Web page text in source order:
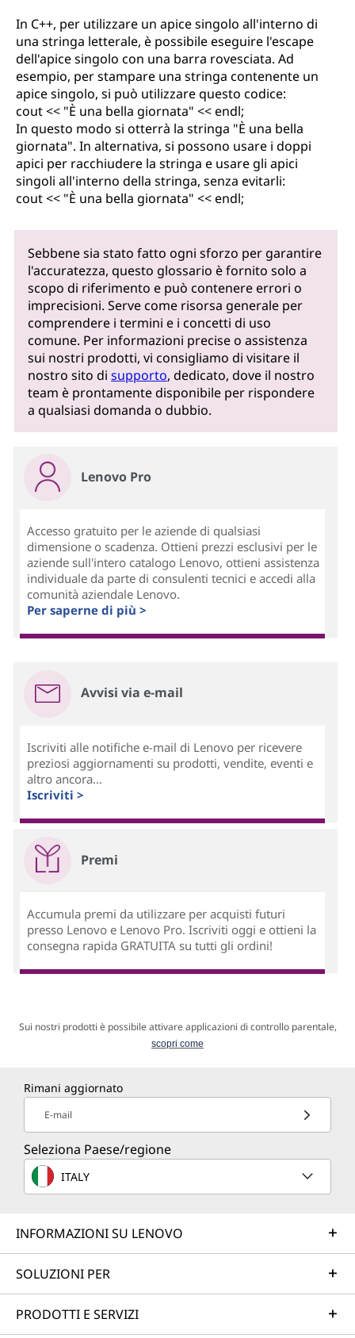
In C++, per utilizzare un apice singolo all'interno di
una stringa letterale, è possibile eseguire l'escape
dell'apice singolo con una barra rovesciata. Ad
esempio, per stampare una stringa contenente un
apice singolo, si può utilizzare questo codice:
cout << "È una bella giornata" << endl;
In questo modo si otterrà la stringa "È una bella
giornata". In alternativa, si possono usare i doppi
apici per racchiudere la stringa e usare gli apici
singoli all'interno della stringa, senza evitarli:
cout << "È una bella giornata" << endl;
Sebbene sia stato fatto ogni sforzo per garantire
l'accuratezza, questo glossario è fornito solo a
scopo di riferimento e può contenere errori o
imprecisioni. Serve come risorsa generale per
comprendere i termini e i concetti di uso
comune. Per informazioni precise o assistenza
sui nostri prodotti, vi consigliamo di visitare il
nostro sito disupporto, dedicato, dove il nostro
team è prontamente disponibile per rispondere
a qualsiasi domanda o dubbio.
Lenovo Pro
Accesso gratuito per le aziende di qualsiasi
dimensione o scadenza. Ottieni prezzi esclusivi per le
aziende sull'intero catalogo Lenovo, ottieni assistenza
individuale da parte di consulenti tecnici e accedi alla
comunità aziendale Lenovo.
Per saperne di più >
Avvisi via e-mail
Iscriviti alle notifiche e-mail di Lenovo per ricevere
preziosi aggiornamenti su prodotti, vendite, eventi e
altro ancora...
Iscriviti >
Premi
Accumula premi da utilizzare per acquisti futuri
presso Lenovo e Lenovo Pro. Iscriviti oggi e ottieni la
consegna rapida GRATUITA su tutti gli ordini!
Sui nostri prodotti è possibile attivare applicazioni di controllo parentale,
scopri come
Rimani aggiornato
E-mail
Seleziona Paese/regione
ITALY
INFORMAZIONI SU LENOVO
SOLUZIONI PER
PRODOTTI E SERVIZI